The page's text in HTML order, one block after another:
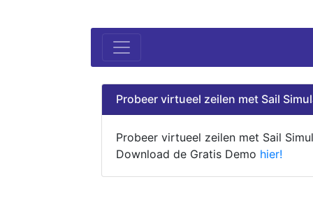
Probeer virtueel zeilen met Sail
Probeer virtueel zeilen met Sail
Download de Gratis Demo hier!